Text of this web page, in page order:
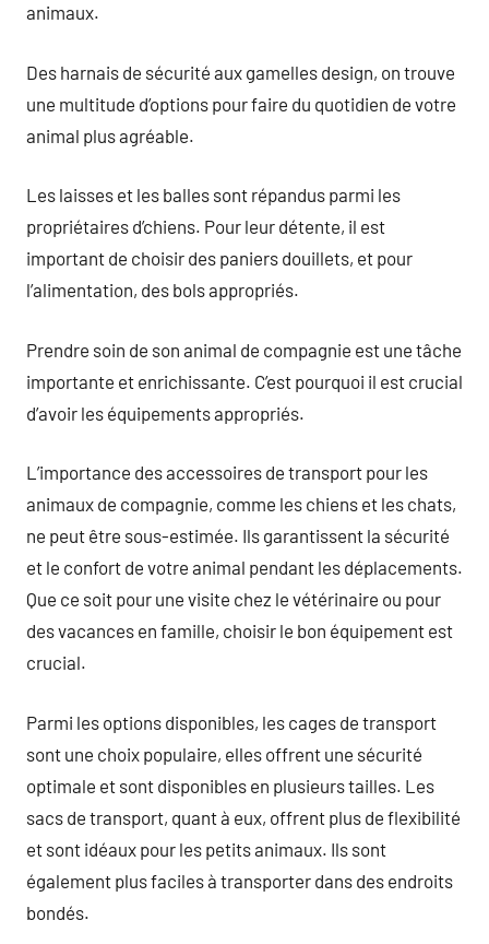
animaux.
Des harnais de sécurité aux gamelles design, on trouve
une multitude d’options pour faire du quotidien de votre
animal plus agréable.
Les laisses et les balles sont répandus parmi les
propriétaires d’chiens. Pour leur détente, il est
important de choisir des paniers douillets, et pour
l’alimentation, des bols appropriés.
Prendre soin de son animal de compagnie est une tâche
importante et enrichissante. C’est pourquoi il est crucial
d’avoir les équipements appropriés.
L’importance des accessoires de transport pour les
animaux de compagnie, comme les chiens et les chats,
ne peut être sous-estimée. Ils garantissent la sécurité
et le confort de votre animal pendant les déplacements.
Que ce soit pour une visite chez le vétérinaire ou pour
des vacances en famille, choisir le bon équipement est
crucial.
Parmi les options disponibles, les cages de transport
sont une choix populaire, elles offrent une sécurité
optimale et sont disponibles en plusieurs tailles. Les
sacs de transport, quant à eux, offrent plus de flexibilité
et sont idéaux pour les petits animaux. Ils sont
également plus faciles à transporter dans des endroits
bondés.